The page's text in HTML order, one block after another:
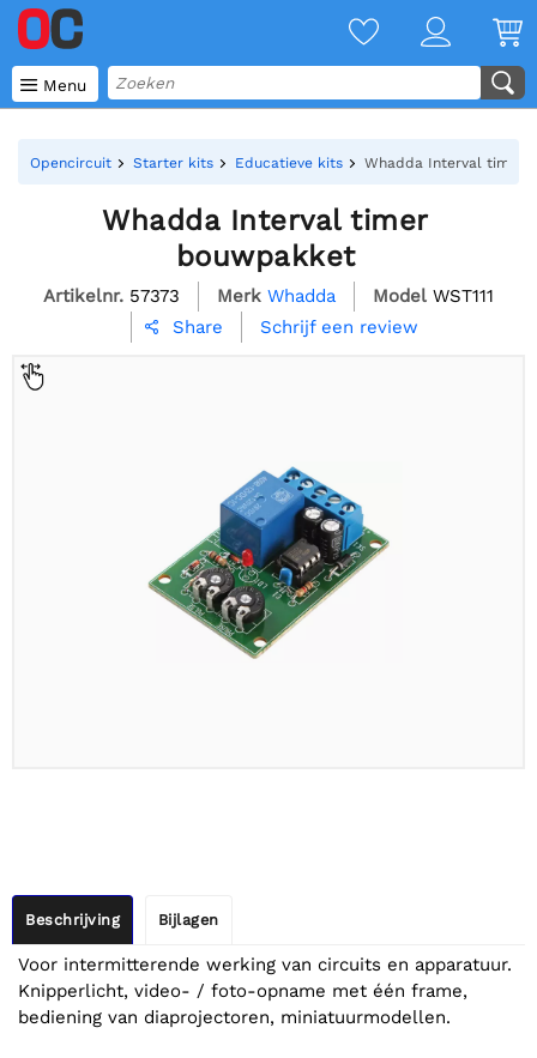
 Menu
Opencircuit Starter kits Educatieve kits Whadda Interval timer
Whadda Interval timer
bouwpakket
Artikelnr. 57373 Merk Whadda Model WST111
 Share Schrijf een review
Beschrijving Bijlagen
Voor intermitterende werking van circuits en apparatuur.
Knipperlicht, video- / foto-opname met één frame,
bediening van diaprojectoren, miniatuurmodellen.